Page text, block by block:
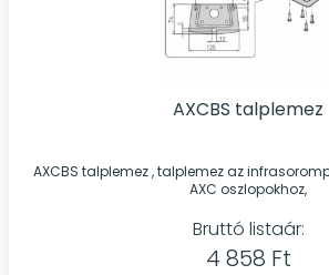
AXCBS talplemez
AXCBS talplemez , talplemez az
AXC oszlopokhoz,
Bruttó listaár:
4 858 Ft